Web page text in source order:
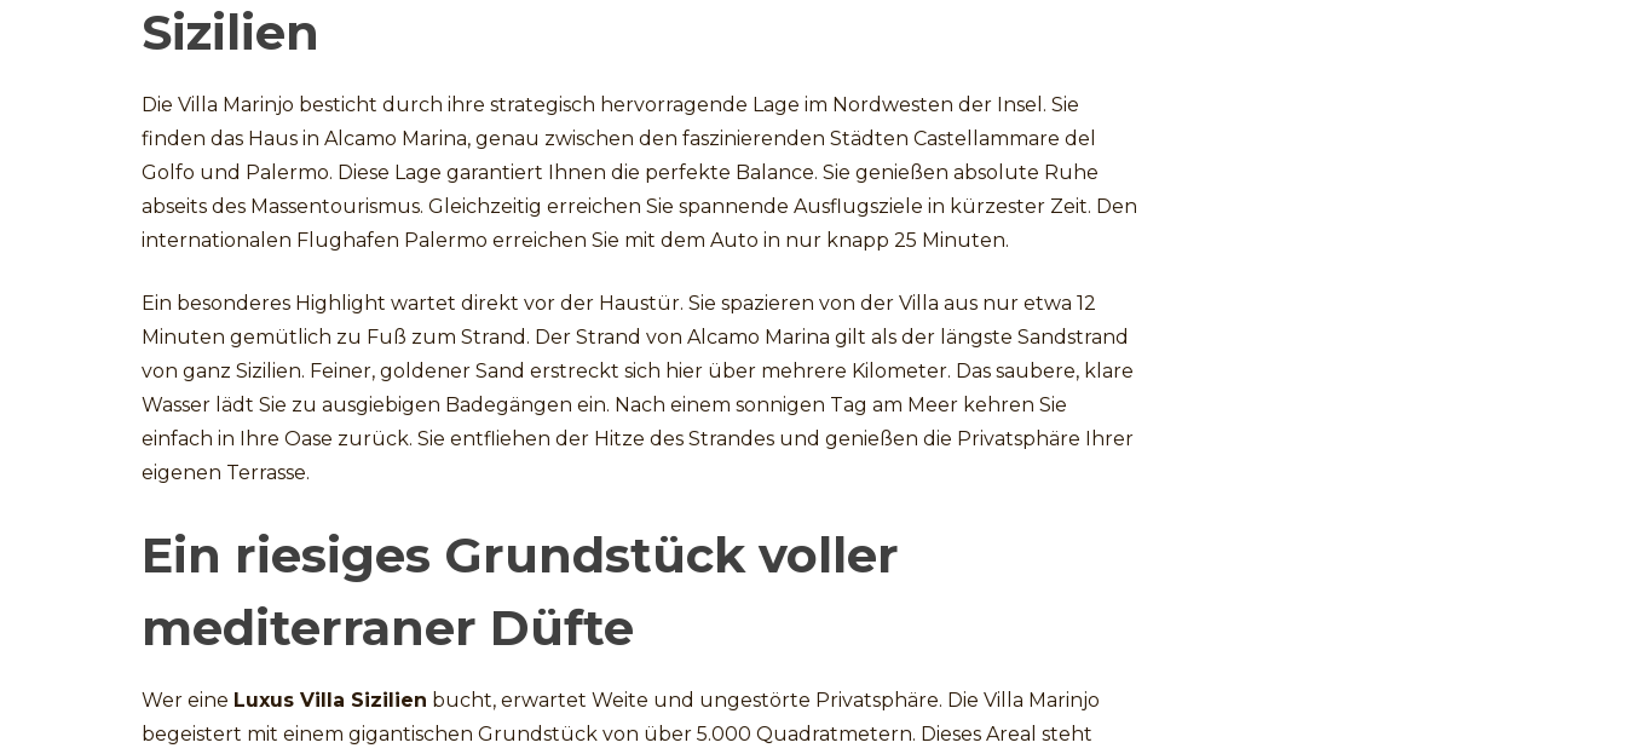
Sizilien
Die Villa Marinjo besticht durch ihre strategisch hervorragende Lage im Nordwesten der Insel. Sie
finden das Haus in Alcamo Marina, genau zwischen den faszinierenden Städten Castellammare del
Golfo und Palermo. Diese Lage garantiert Ihnen die perfekte Balance. Sie genießen absolute Ruhe
abseits des Massentourismus. Gleichzeitig erreichen Sie spannende Ausflugsziele in kürzester Zeit. Den
internationalen Flughafen Palermo erreichen Sie mit dem Auto in nur knapp 25 Minuten.
Ein besonderes Highlight wartet direkt vor der Haustür. Sie spazieren von der Villa aus nur etwa 12
Minuten gemütlich zu Fuß zum Strand. Der Strand von Alcamo Marina gilt als der längste Sandstrand
von ganz Sizilien. Feiner, goldener Sand erstreckt sich hier über mehrere Kilometer. Das saubere, klare
Wasser lädt Sie zu ausgiebigen Badegängen ein. Nach einem sonnigen Tag am Meer kehren Sie
einfach in Ihre Oase zurück. Sie entfliehen der Hitze des Strandes und genießen die Privatsphäre Ihrer
eigenen Terrasse.
Ein riesiges Grundstück voller
mediterraner Düfte
Wer eine Luxus Villa Sizilien bucht, erwartet Weite und ungestörte Privatsphäre. Die Villa Marinjo
begeistert mit einem gigantischen Grundstück von über 5.000 Quadratmetern. Dieses Areal steht